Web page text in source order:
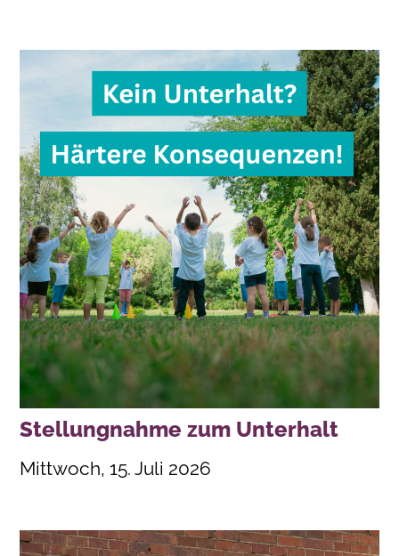
Stellungnahme zum Unterhalt
Mittwoch, 15. Juli 2026